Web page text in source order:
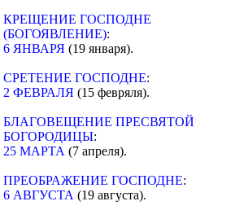
КРЕЩЕНИЕ ГОСПОДНЕ
(БОГОЯВЛЕНИЕ):
6 ЯНВАРЯ (19 января).
СРЕТЕНИЕ ГОСПОДНЕ:
2 ФЕВРАЛЯ (15 февряля).
БЛАГОВЕЩЕНИЕ ПРЕСВЯТОЙ
БОГОРОДИЦЫ:
25 МАРТА (7 апреля).
ПРЕОБРАЖЕНИЕ ГОСПОДНЕ:
6 АВГУСТА (19 августа).